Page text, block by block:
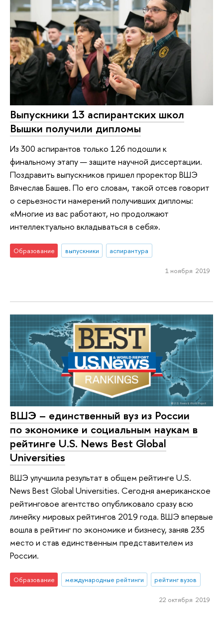
Выпускники 13 аспирантских школ
Вышки получили дипломы
Из 300 аспирантов только 126 подошли к
финальному этапу — защите научной диссертации.
Поздравить выпускников пришел проректор ВШЭ
Вячеслав Башев. По его словам, такой отсев говорит
о серьезности намерений получивших дипломы:
«Многие из вас работают, но продолжают
интеллектуально вкладываться в себя».
Образование выпускники аспирантура
1 ноября 2019
ВШЭ – единственный вуз из России
по экономике и социальным наукам в
рейтинге U.S. News Best Global
Universities
ВШЭ улучшила результат в общем рейтинге U.S.
News Best Global Universities. Сегодня американское
рейтинговое агентство опубликовало сразу всю
линейку мировых рейтингов 2019 года. ВШЭ впервые
вошла в рейтинг по экономике и бизнесу, заняв 235
место и став единственным представителем из
России.
Образование международные рейтинги рейтинг вузов
22 октября 2019